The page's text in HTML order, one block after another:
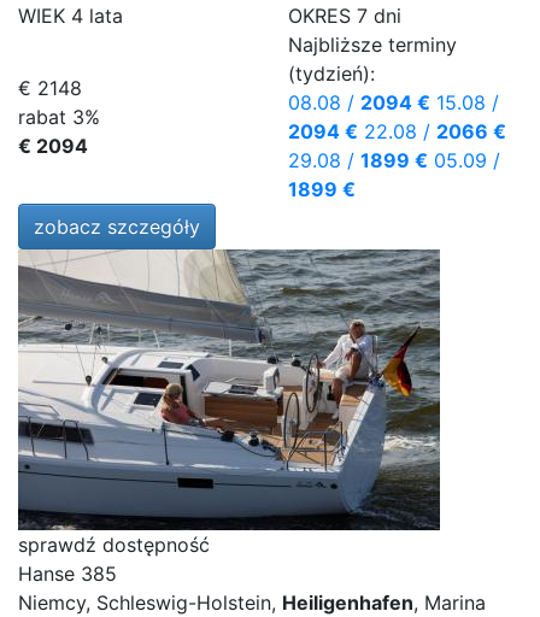
WIEK 4 lata OKRES 7 dni
€ 2148
rabat 3%
€ 2094
Najbliższe terminy
(tydzień):
08.08 / 2094 € 15.08 /
2094 € 22.08 / 2066 €
29.08 / 1899 € 05.09 /
1899 €
zobacz szczegóły
sprawdź dostępność
Hanse 385
Niemcy, Schleswig-Holstein, Heiligenhafen, Marina